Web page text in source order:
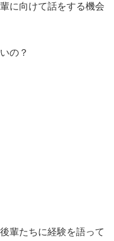
に向けて話をする機会
の？
輩たちに経験を語って